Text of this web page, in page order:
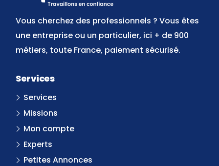
Vous cherchez des professionnels ? Vous êtes
une entreprise ou un particulier, ici + de 900
métiers, toute France, paiement sécurisé.
Services
Services
Missions
Mon compte
Experts
Petites Annonces